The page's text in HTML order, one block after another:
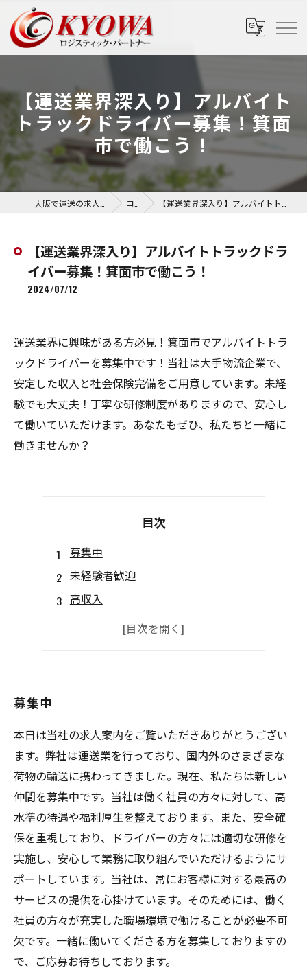
【運送業界深入り】アルバイト
トラックドライバー募集！箕面
市で働こう！
コラム 【運送業界深入り】アルバイトトラックドライバー募集！箕面市で働こう！
【運送業界深入り】アルバイトトラックドラ
イバー募集！箕面市で働こう！
2024/07/12
運送業界に興味がある方必見！箕面市でアルバイトトラ
ックドライバーを募集中です！当社は大手物流企業で、
安定した収入と社会保険完備をご用意しています。未経
験でも大丈夫！丁寧な研修制度がありますので、安心し
て働いていただけます。あなたもぜひ、私たちと一緒に
働きませんか？
目次
募集中
未経験者歓迎
高収入
募集中
本日は当社の求人案内をご覧いただきありがとうござい
ます。弊社は運送業を行っており、国内外のさまざまな
荷物の輸送に携わってきました。現在、私たちは新しい
仲間を募集中です。当社は働く社員の方々に対して、高
水準の待遇や福利厚生を整えております。また、安全確
保を重視しており、ドライバーの方々には適切な研修を
実施し、安心して業務に取り組んでいただけるようにサ
ポートしています。当社は、常にお客様に対する最高の
サービスの提供を心掛けています。そのためには、働く
社員の方々が充実した職場環境で働けることが必要不可
欠です。一緒に働いてくださる方を募集しておりますの
で、ご応募お待ちしております。